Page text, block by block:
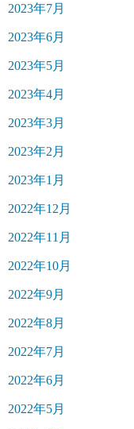
2023年7月
2023年6月
2023年5月
2023年4月
2023年3月
2023年2月
2023年1月
2022年12月
2022年11月
2022年10月
2022年9月
2022年8月
2022年7月
2022年6月
2022年5月